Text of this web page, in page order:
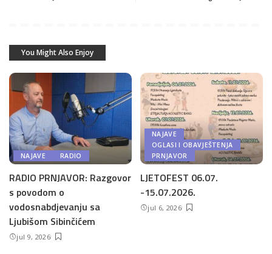
You Might Also Enjoy
NAJAVE RADIO
RADIO PRNJAVOR: Razgovor
s povodom o
vodosnabdjevanju sa
Ljubišom Sibinčićem
jul 9, 2026
NAJAVE
OGLASI I OBAVJEŠTENJA
PRNJAVOR
LJETOFEST 06.07.
-15.07.2026.
jul 6, 2026